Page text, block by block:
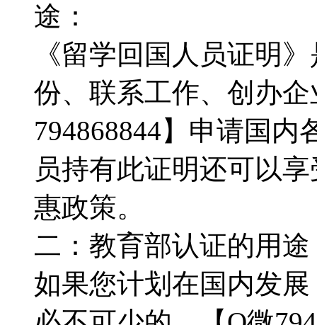
途：
《留学回国人员证明
份、联系工作、创办
794868844】申请国
员持有此证明还可以
惠政策。
二：教育部认证的用途
如果您计划在国内发